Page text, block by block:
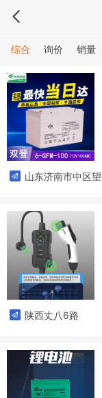
综合 询价 销量
山东济南市中区
陕西丈八6路